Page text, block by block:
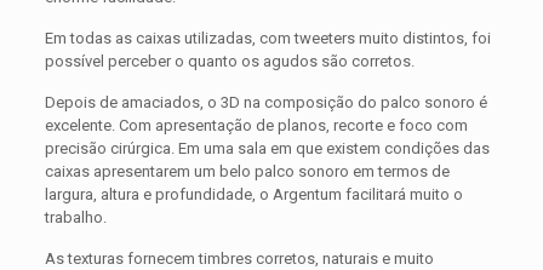
Em todas as caixas utilizadas, com tweeters muito distintos, foi
possível perceber o quanto os agudos são corretos.
Depois de amaciados, o 3D na composição do palco sonoro é
excelente. Com apresentação de planos, recorte e foco com
precisão cirúrgica. Em uma sala em que existem condições das
caixas apresentarem um belo palco sonoro em termos de
largura, altura e profundidade, o Argentum facilitará muito o
trabalho.
As texturas fornecem timbres corretos, naturais e muito